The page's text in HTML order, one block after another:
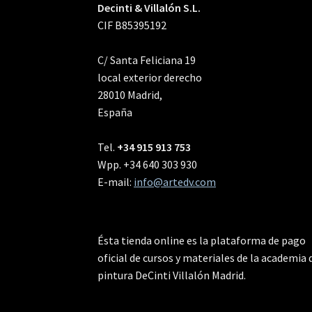
Decinti & Villalón S.L.
CIF B85395192
C/ Santa Feliciana 19
local exterior derecho
28010 Madrid,
España
Tel. +34 915 913 753
Wpp. +34 640 303 930
E-mail: info@artedv.com
Ésta tienda online es la plataforma de pago
oficial de cursos y materiales de la academia
pintura DeCinti Villalón Madrid.